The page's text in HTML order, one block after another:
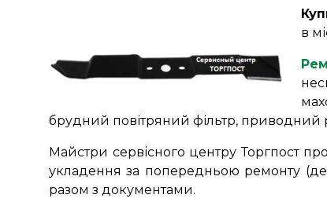
в
брудний повітряний фільтр, приводний
Майстри сервісного центру Торгпост
укладення за попередньою ремонту
разом з документами.